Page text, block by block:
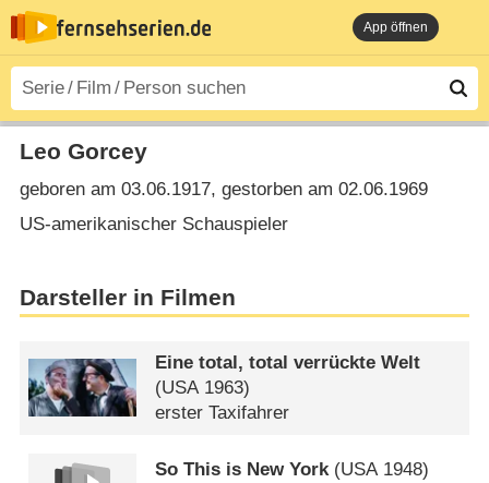
App öffnen
Leo Gorcey
geboren am 03.06.1917, gestorben am 02.06.1969
US-amerikanischer Schauspieler
Darsteller in Filmen
Eine total, total verrückte Welt
(USA1963)
erster Taxifahrer
So This is New York(USA1948)